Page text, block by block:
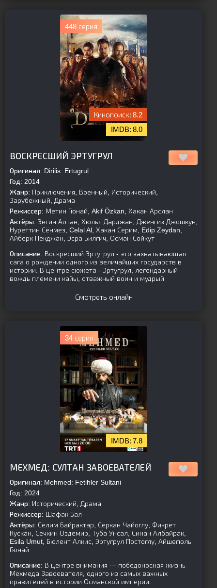
448 серия
8.2
8.0
ВОСКРЕСШИЙ ЭРТУГРУЛ
Оригинал: Dirilis: Ertugrul
Год: 2014
Жанр: Приключения, Военный, Исторический,
Зарубежный, Драма
Режиссер: Метин Гюнай, Akif Özkan, Хакан Арслан
Актёры: Энгин Алтан, Хюлья Дарджан, Дженгиз Джошкун,
Нуреттин Сёнмез, Celal Al, Хакан Серим, Edip Zeydan,
Айберк Пекджан, Эсра Билгич, Осман Сойкут
Описание: Воскресший Эртугрул - это захватывающая
сага о рождении одного из величайших государств в
истории. В центре сюжета - Эртугрул, легендарный
вождь племени кайы, отважный воин и мудрый
Смотреть онлайн
34 серия
7.8
МЕХМЕД: СУЛТАН ЗАВОЕВАТЕЛЕЙ
Оригинал: Mehmed: Fetihler Sultani
Год: 2024
Жанр: Исторический, Драма
Режиссер: Шафак Бал
Актёры: Селим Байрактар, Серкан Чайоглу, Фикрет
Кускан, Сечкин Оздемир, Туба Унсал, Синан Албайрак,
Esila Umut, Бюлент Алкис, Эртугрул Постоглу, Айшегюль
Гюнай
Описание: В центре внимания — победоносная жизнь
Мехмеда Завоевателя, одного из самых важных
правителей в истории Османской империи.